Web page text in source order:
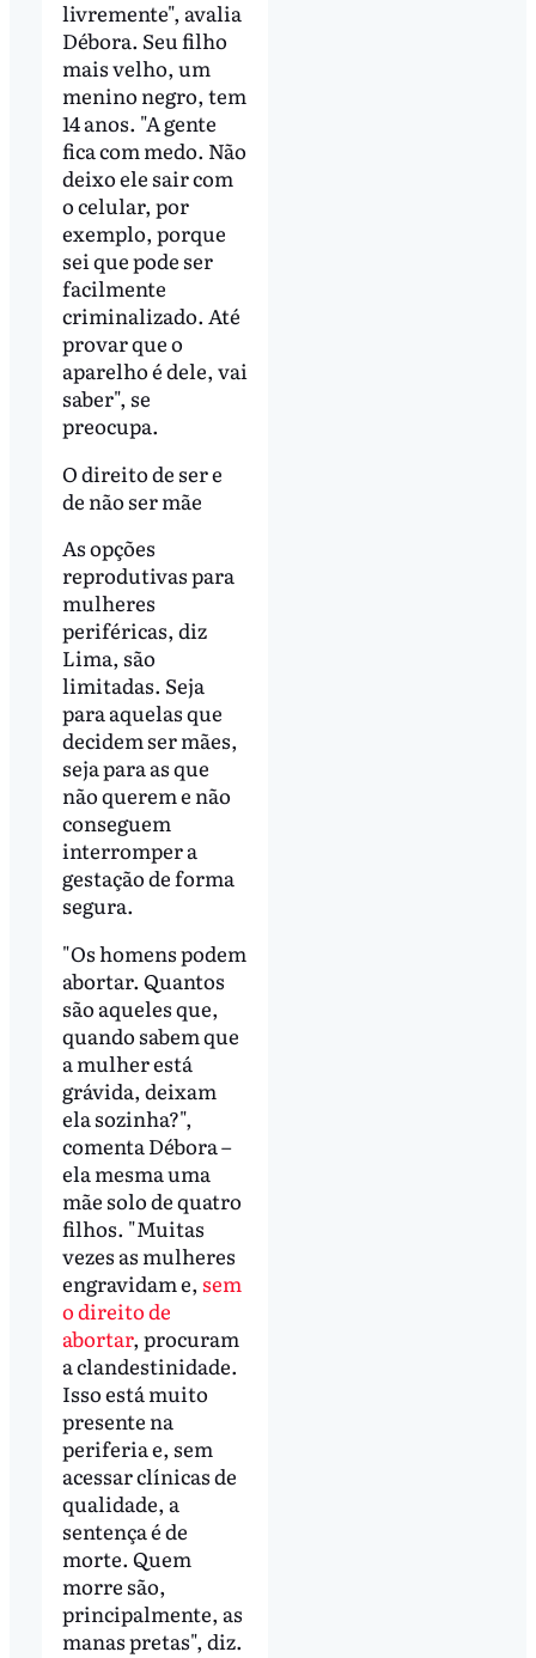
livremente", avalia
Débora. Seu filho
mais velho, um
menino negro, tem
14 anos. "A gente
fica com medo. Não
deixo ele sair com
o celular, por
exemplo, porque
sei que pode ser
facilmente
criminalizado. Até
provar que o
aparelho é dele, vai
saber", se
preocupa.
O direito de ser e
de não ser mãe
As opções
reprodutivas para
mulheres
periféricas, diz
Lima, são
limitadas. Seja
para aquelas que
decidem ser mães,
seja para as que
não querem e não
conseguem
interromper a
gestação de forma
segura.
"Os homens podem
abortar. Quantos
são aqueles que,
quando sabem que
a mulher está
grávida, deixam
ela sozinha?",
comenta Débora –
ela mesma uma
mãe solo de quatro
filhos. "Muitas
vezes as mulheres
engravidam e, sem
o direito de
abortar, procuram
a clandestinidade.
Isso está muito
presente na
periferia e, sem
acessar clínicas de
qualidade, a
sentença é de
morte. Quem
morre são,
principalmente, as
manas pretas", diz.